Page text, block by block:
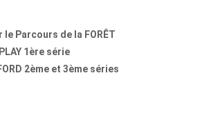
le Parcours de la FORÊT
1ère série
2ème et 3ème séries